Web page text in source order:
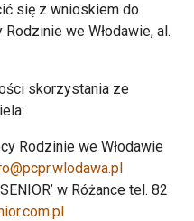
się z wnioskiem do
we Włodawie, al.
skorzystania ze
Rodzinie we Włodawie
w Różance tel. 82